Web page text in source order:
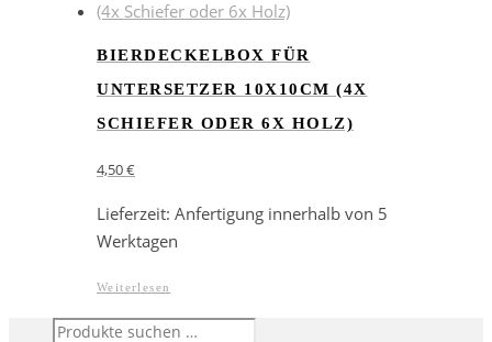
BIERDECKELBOX FÜR
UNTERSETZER 10X10CM (4X
SCHIEFER ODER 6X HOLZ)
4,50€
Lieferzeit: Anfertigung innerhalb von 5
Werktagen
Weiterlesen
Suchen